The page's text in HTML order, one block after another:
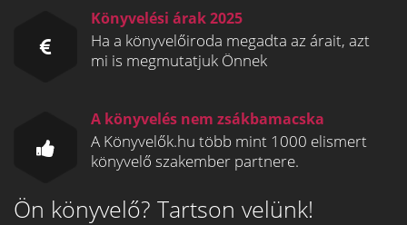
Könyvelési árak 2025
Ha a könyvelőiroda megadta az árait, azt
mi is megmutatjuk Önnek
A könyvelés nem zsákbamacska
A Könyvelők.hu több mint 1000 elismert
könyvelő szakember partnere.
Ön könyvelő? Tartson velünk!